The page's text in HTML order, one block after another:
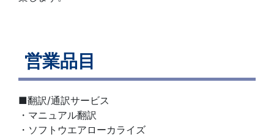
営業品目
■翻訳/通訳サービス
・マニュアル翻訳
・ソフトウエアローカライズ